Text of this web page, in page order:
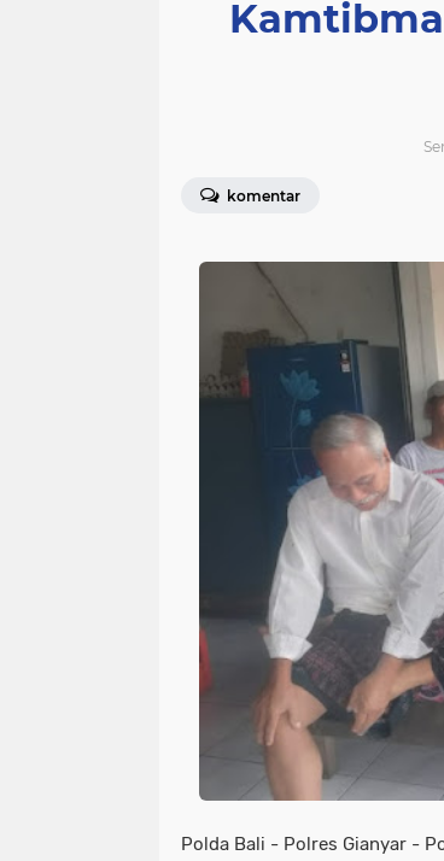
komentar
Polda Bali - Polres Gianyar -